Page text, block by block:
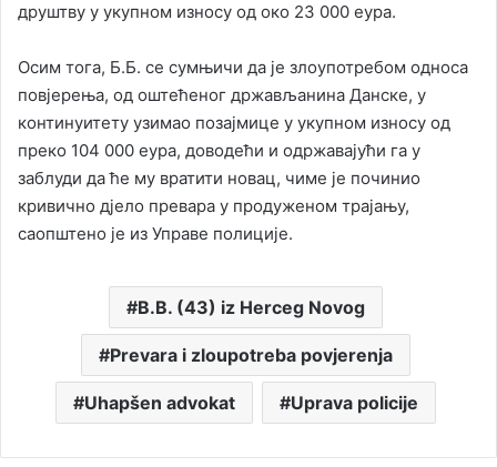
друштву у укупном износу од око 23 000 еура.
Осим тога, Б.Б. се сумњичи да је злоупотребом односа
повјерења, од оштећеног држављанина Данске, у
континуитету узимао позајмице у укупном износу од
преко 104 000 еура, доводећи и одржавајући га у
заблуди да ће му вратити новац, чиме је починио
кривично дјело превара у продуженом трајању,
саопштено је из Управе полиције.
B.B. (43) iz Herceg Novog
Prevara i zloupotreba povjerenja
Uhapšen advokat Uprava policije